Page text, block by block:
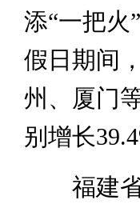
添“一把火
假日期间
州、厦门
别增长
福建省